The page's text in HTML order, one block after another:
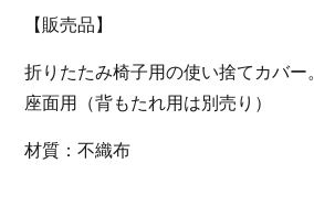
【販売品】
折りたたみ椅子用の使い捨てカバー。
座面用（背もたれ用は別売り）
材質：不織布